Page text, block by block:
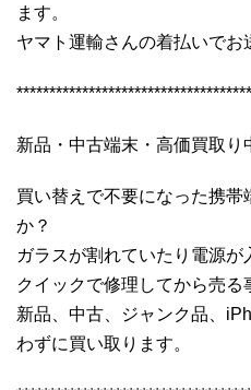
ます。
ヤマト運輸さんの着払いでお
新品・中古端末・高価買取り
買い替えで不要になった携
か？
ガラスが割れていたり電源が
クイックで修理してから売る
新品、中古、ジャンク品、
わずに買い取ります。